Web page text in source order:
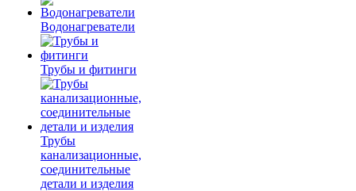
Водонагреватели
Трубы и фитинги
Трубы
канализационные,
соединительные
детали и изделия